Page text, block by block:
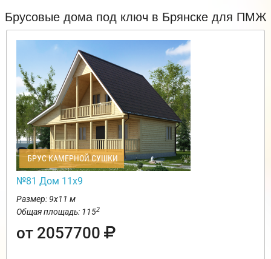
Брусовые дома под ключ в Брянске для ПМЖ
БРУС КАМЕРНОЙ СУШКИ
№81 Дом 11х9
Размер: 9х11 м
Общая площадь: 1152
от 2057700